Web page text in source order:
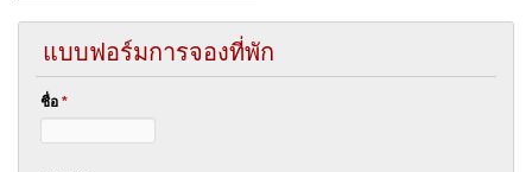
แบบฟอร์มการจองที่พัก
ชื่อ *